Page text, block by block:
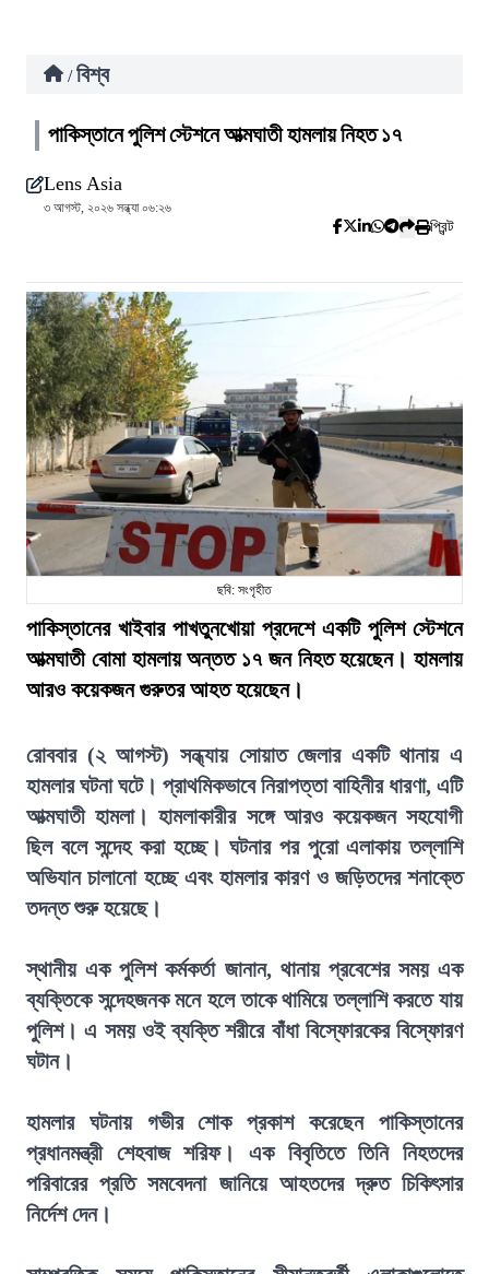
/ বিশ্ব
পাকিস্তানে পুলিশ স্টেশনে আত্মঘাতী হামলায় নিহত ১৭
Lens Asia
৩ আগস্ট, ২০২৬ সন্ধ্যা ০৬:২৬
প্রিন্ট
ছবি: সংগৃহীত
পাকিস্তানের খাইবার পাখতুনখোয়া প্রদেশে একটি পুলিশ স্টেশনে
আত্মঘাতী বোমা হামলায় অন্তত ১৭ জন নিহত হয়েছেন। হামলায়
আরও কয়েকজন গুরুতর আহত হয়েছেন।
রোববার (২ আগস্ট) সন্ধ্যায় সোয়াত জেলার একটি থানায় এ
হামলার ঘটনা ঘটে। প্রাথমিকভাবে নিরাপত্তা বাহিনীর ধারণা, এটি
আত্মঘাতী হামলা। হামলাকারীর সঙ্গে আরও কয়েকজন সহযোগী
ছিল বলে সন্দেহ করা হচ্ছে। ঘটনার পর পুরো এলাকায় তল্লাশি
অভিযান চালানো হচ্ছে এবং হামলার কারণ ও জড়িতদের শনাক্তে
তদন্ত শুরু হয়েছে।
স্থানীয় এক পুলিশ কর্মকর্তা জানান, থানায় প্রবেশের সময় এক
ব্যক্তিকে সন্দেহজনক মনে হলে তাকে থামিয়ে তল্লাশি করতে যায়
পুলিশ। এ সময় ওই ব্যক্তি শরীরে বাঁধা বিস্ফোরকের বিস্ফোরণ
ঘটান।
হামলার ঘটনায় গভীর শোক প্রকাশ করেছেন পাকিস্তানের
প্রধানমন্ত্রী শেহবাজ শরিফ। এক বিবৃতিতে তিনি নিহতদের
পরিবারের প্রতি সমবেদনা জানিয়ে আহতদের দ্রুত চিকিৎসার
নির্দেশ দেন।